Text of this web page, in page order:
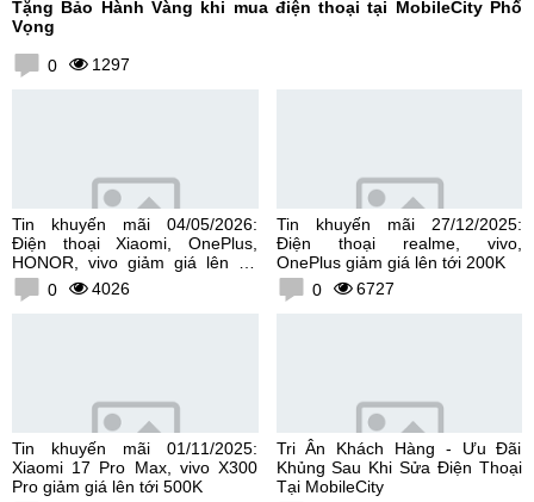
Tặng Bảo Hành Vàng khi mua điện thoại tại MobileCity Phố
Vọng
0 1297
Tin khuyến mãi 04/05/2026:
Điện thoại Xiaomi, OnePlus,
HONOR, vivo giảm giá lên tới
300K0 4026
Tin khuyến mãi 27/12/2025:
Điện thoại realme, vivo,
OnePlus giảm giá lên tới 200K
0
6727
Tin khuyến mãi 01/11/2025:
Xiaomi 17 Pro Max, vivo X300
Pro giảm giá lên tới 500K
Tri Ân Khách Hàng - Ưu Đãi
Khủng Sau Khi Sửa Điện Thoại
Tại MobileCity